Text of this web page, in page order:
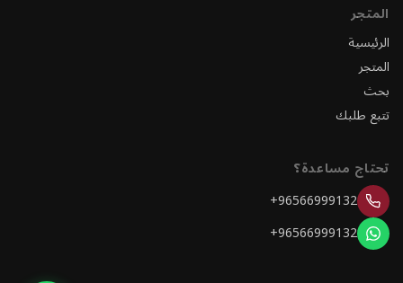
المتجر
الرئيسية
المتجر
بحث
تتبع طلبك
تحتاج مساعدة؟
+96566999132
+96566999132